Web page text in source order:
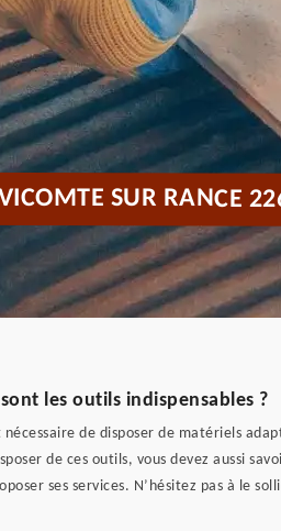
SUR RANCE
les outils indispensables ?
de disposer de matériels
de ces outils, vous devez aussi
ses services. N’hésitez pas à le